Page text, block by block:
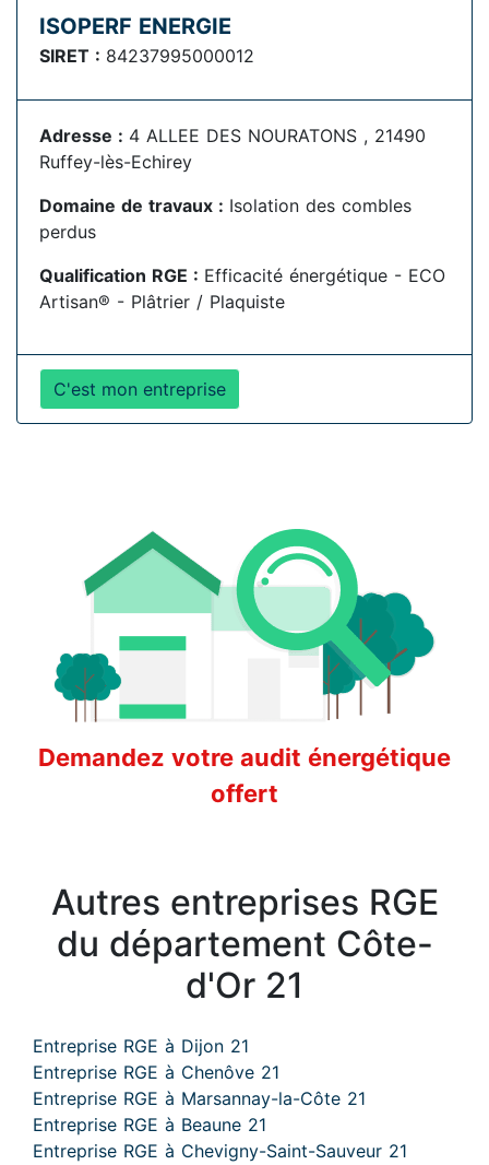
ISOPERF ENERGIE
SIRET : 84237995000012
Adresse : 4 ALLEE DES NOURATONS , 21490
Ruffey-lès-Echirey
Domaine de travaux : Isolation des combles
perdus
Qualification RGE : Efficacité énergétique - ECO
Artisan® - Plâtrier / Plaquiste
C'est mon entreprise
Demandez votre audit énergétique
offert
Autres entreprises RGE
du département Côte-
d'Or 21
Entreprise RGE à Dijon 21
Entreprise RGE à Chenôve 21
Entreprise RGE à Marsannay-la-Côte 21
Entreprise RGE à Beaune 21
Entreprise RGE à Chevigny-Saint-Sauveur 21